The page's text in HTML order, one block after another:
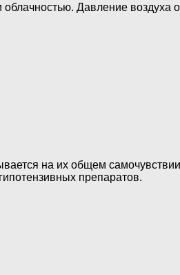
Давление воздуха
на их общем
препаратов.